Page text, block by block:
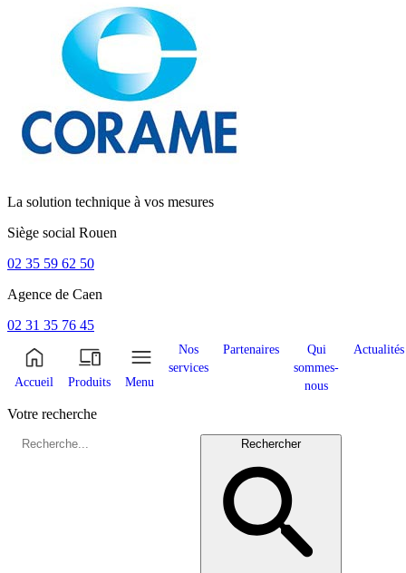
La solution technique à vos mesures
Siège social Rouen
02 35 59 62 50
Agence de Caen
02 31 35 76 45
Accueil Produits Menu
Nos
services
Partenaires
Qui
sommes-
nous
Actualités
Votre recherche
Rechercher